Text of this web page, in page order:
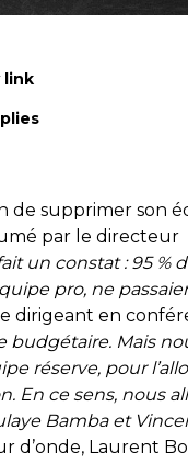
link
de supprimer son
par le directeur
un constat : 95 %
pro, ne
dirigeant en
budgétaire. Mais
réserve, pour
En ce sens, nous
Bamba et
d’onde, Laurent